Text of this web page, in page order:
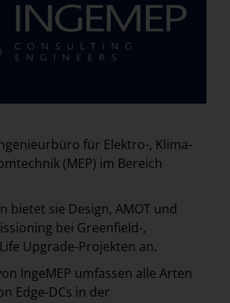
für Elektro-, Klima-
(MEP) im Bereich
bietet sie Design, AMOT und
bei Greenfield-,
Upgrade-Projekten an.
IngeMEP umfassen alle Arten
Edge-DCs in der